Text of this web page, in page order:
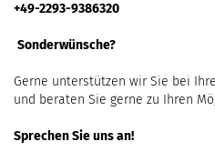
+49-2293-9386320
Sonderwünsche?
Gerne unterstützen wir Sie bei
und beraten Sie gerne zu Ihren
Sprechen Sie uns an!